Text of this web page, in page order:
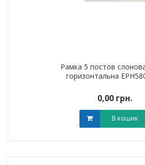
Рамка 5 постов слонова
горизонтальна
0,00 грн.
В кошик